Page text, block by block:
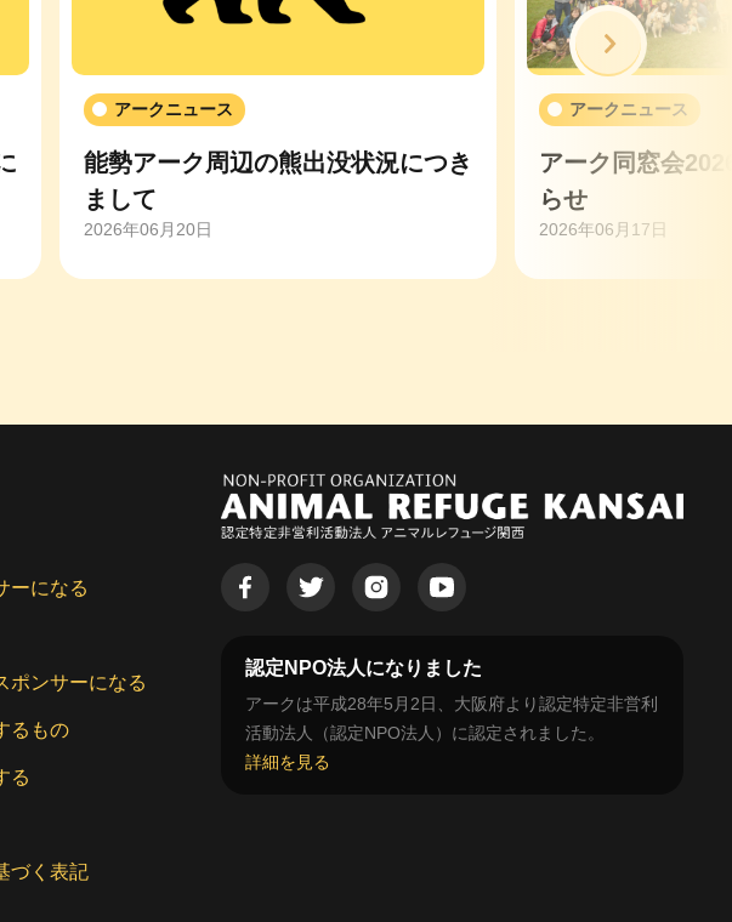
アークニュース
能勢アーク周辺の熊出没状況につき
まして
2026年06月20日
アークニュース
アーク同窓会
らせ
2026年06月17日
次へ
ーになる
ポンサーになる
るもの
る
づく表記
認定NPO法人になりました
アークは平成28年5月2日、大阪府より認定特定非営利
活動法人（認定NPO法人）に認定されました。
詳細を見る